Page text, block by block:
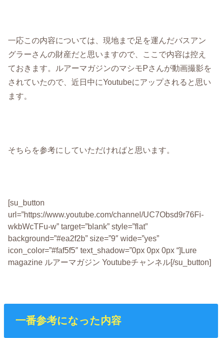
一応この内容については、現地まで足を運んだバスアン
グラーさんの財産だと思いますので、ここで内容は控え
ておきます。ルアーマガジンのマシモPさんが動画撮影を
されていたので、近日中にYoutubeにアップされると思い
ます。
そちらを参考にしていただければと思います。
[su_button
url=”https://www.youtube.com/channel/UC7Obsd9r76Fi-
wkbWcTFu-w” target=”blank” style=”flat”
background=”#ea2f2b” size=”9″ wide=”yes”
icon_color=”#faf5f5″ text_shadow=”0px 0px 0px “]Lure
magazine ルアーマガジン Youtubeチャンネル[/su_button]
一番参考になった内容